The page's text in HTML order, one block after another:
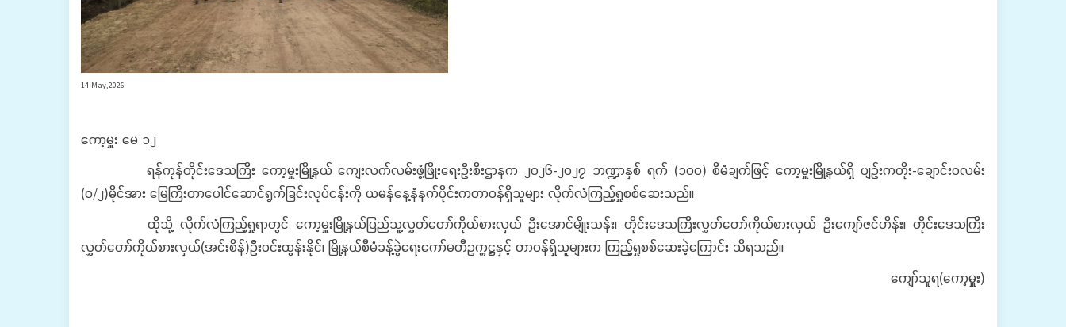
14 May,2026
ကော့မှူး မေ ၁၂
ရန်ကုန်တိုင်းဒေသကြီး ကော့မှူးမြို့နယ် ကျေးလက်လမ်းဖွံ့ဖြိုးရေးဦးစီးဌာနက ၂၀၂၆-၂၀၂၇ ဘဏ္ဍာနှစ် ရက် (၁၀၀) စီမံချက်ဖြင့် ကော့မှူးမြို့နယ်ရှိ ပျဉ်းကတိုး-ချောင်းဝလမ်း
(၀/၂)မိုင်အား မြေကြီးတာပေါင်ဆောင်ရွက်ခြင်းလုပ်ငန်းကို ယမန်နေ့နံနက်ပိုင်းကတာဝန်ရှိသူများ လိုက်လံကြည့်ရှုစစ်ဆေးသည်။
ထိုသို့ လိုက်လံကြည့်ရှုရာတွင် ကော့မှူးမြို့နယ်ပြည်သူ့လွှတ်တော်ကိုယ်စားလှယ် ဦးအောင်မျိုးသန်း၊ တိုင်းဒေသကြီးလွှတ်တော်ကိုယ်စားလှယ် ဦးကျော်ဇင်ဟိန်း၊ တိုင်းဒေသကြီး
လွှတ်တော်ကိုယ်စားလှယ်(အင်းစိန်)ဦးဝင်းထွန်းနိုင်၊ မြို့နယ်စီမံခန့်ခွဲရေးကော်မတီဥက္ကဋ္ဌနှင့် တာဝန်ရှိသူများက ကြည့်ရှုစစ်ဆေးခဲ့ကြောင်း သိရသည်။
ကျော်သူရ(ကော့မှူး)